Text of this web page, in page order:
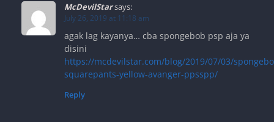
McDevilStarsays:
July 26, 2019 at 11:18 am
agak lag kayanya… cba spongebob psp aja ya
disini
https://mcdevilstar.com/blog/2019/07/03/
squarepants-yellow-avanger-ppsspp/
Reply